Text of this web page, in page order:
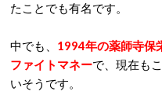
たことでも有名です。
中でも、 1994年の薬師寺保
ファイトマネーで、現在も
いそうです。